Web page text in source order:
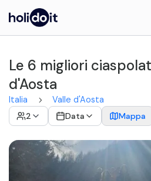
Le 6 migliori
d'Aosta
Italia
Valle d'Aosta
2
Data Mappa